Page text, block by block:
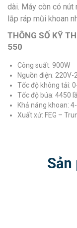
dài. Máy còn có nút
lắp ráp mũi khoan
THÔNG SỐ KỸ
550
Công suất: 900W
Nguồn điện:
Tốc độ không tải:
Tốc độ búa: 4450
Khả năng khoan:
Xuất xứ: FEG –
Sản